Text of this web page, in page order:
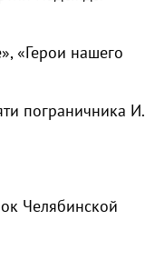
«Герои нашего
пограничника И.
Челябинской